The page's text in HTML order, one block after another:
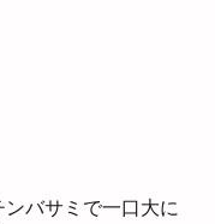
バサミで一口大に